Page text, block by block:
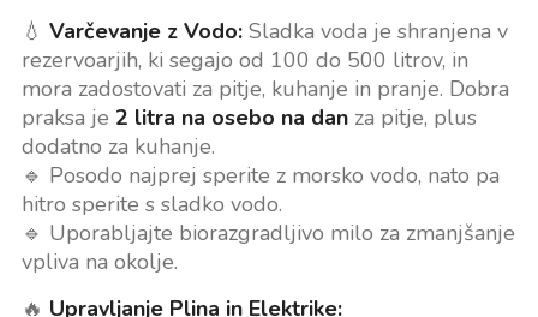
💧 Varčevanje z Vodo:Sladka voda je shranjena v
rezervoarjih, ki segajo od 100 do 500 litrov, in
mora zadostovati za pitje, kuhanje in pranje. Dobra
praksa je 2 litra na osebo na danza pitje, plus
dodatno za kuhanje.
🔹 Posodo najprej sperite z morsko vodo, nato pa
hitro sperite s sladko vodo.
🔹 Uporabljajte biorazgradljivo milo za zmanjšanje
vpliva na okolje.
🔥 Upravljanje Plina in Elektrike: